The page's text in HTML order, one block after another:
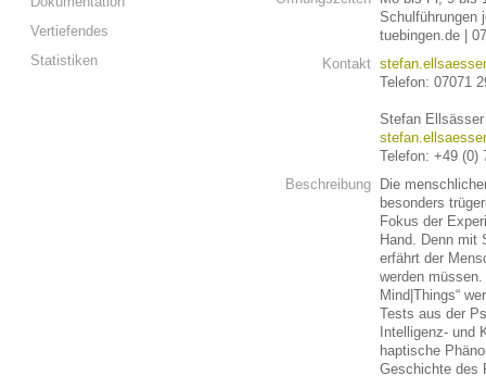
Vertiefendes
Statistiken
Schulführungen
tuebingen.de |
Kontakt
Telefon: 07071
Stefan Ellsässer
Telefon: +49 (0)
Beschreibung
Die
besonders
Fokus der
Hand. Denn mit
erfährt der
werden
Mind|Things“
Tests aus der
Intelligenz- und
haptische
Geschichte des